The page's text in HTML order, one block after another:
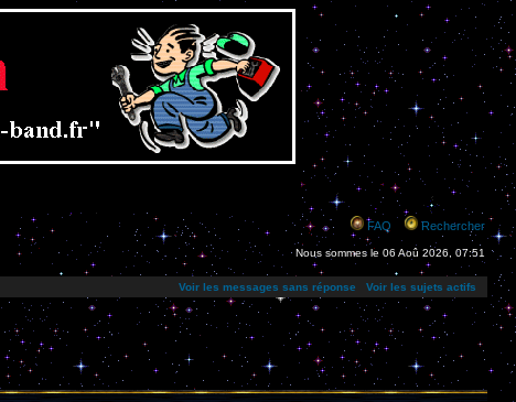
FAQ Rechercher
Nous sommes le 06 Aoû 2026, 07:51
Voir les messages sans réponse Voir les sujets actifs